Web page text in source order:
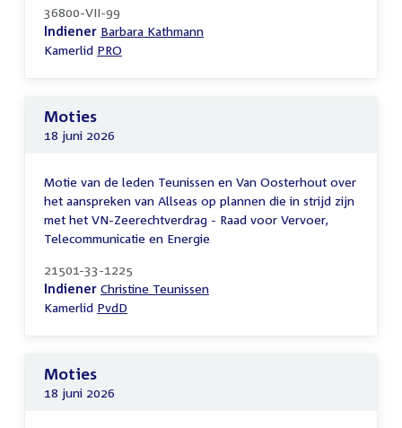
36800-VII-99
Indiener Barbara Kathmann
Kamerlid PRO
Moties
18 juni 2026
Motie van de leden Teunissen en Van Oosterhout over
het aanspreken van Allseas op plannen die in strijd zijn
met het VN-Zeerechtverdrag - Raad voor Vervoer,
Telecommunicatie en Energie
21501-33-1225
Indiener Christine Teunissen
Kamerlid PvdD
Moties
18 juni 2026